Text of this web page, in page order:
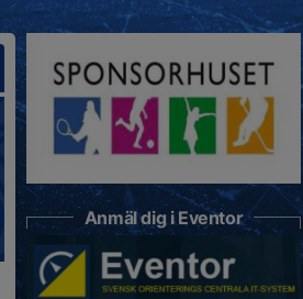
Anmäl dig i Eventor